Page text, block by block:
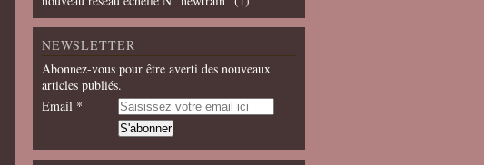
NEWSLETTER
Abonnez-vous pour être averti des nouveaux
articles publiés.
Email